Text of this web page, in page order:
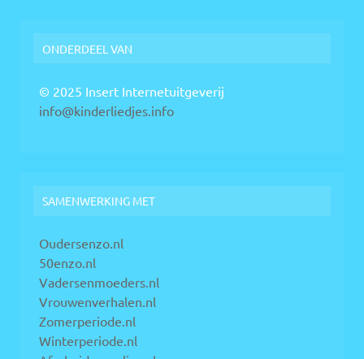
ONDERDEEL VAN
© 2025 Insert Internetuitgeverij
info@kinderliedjes.info
SAMENWERKING MET
Oudersenzo.nl
50enzo.nl
Vadersenmoeders.nl
Vrouwenverhalen.nl
Zomerperiode.nl
Winterperiode.nl